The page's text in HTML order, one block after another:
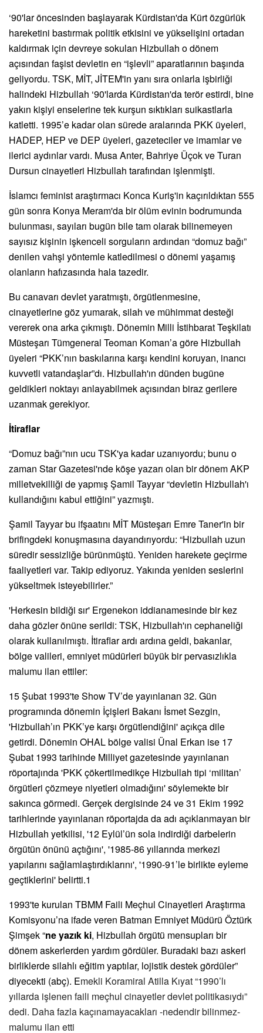
‘90'lar öncesinden başlayarak Kürdistan'da Kürt özgürlük
hareketini bastırmak politik etkisini ve yükselişini ortadan
kaldırmak için devreye sokulan Hizbullah o dönem
açısından faşist devletin en “işlevli” aparatlarının başında
geliyordu. TSK, MİT, JİTEM'in yanı sıra onlarla işbirliği
halindeki Hizbullah ‘90'larda Kürdistan'da terör estirdi, bine
yakın kişiyi enselerine tek kurşun sıktıkları suikastlarla
katletti. 1995’e kadar olan sürede aralarında PKK üyeleri,
HADEP, HEP ve DEP üyeleri, gazeteciler ve imamlar ve
ilerici aydınlar vardı. Musa Anter, Bahriye Üçok ve Turan
Dursun cinayetleri Hizbullah tarafından işlenmişti.
İslamcı feminist araştırmacı Konca Kuriş'in kaçırıldıktan 555
gün sonra Konya Meram'da bir ölüm evinin bodrumunda
bulunması, sayıları bugün bile tam olarak bilinemeyen
sayısız kişinin işkenceli sorguların ardından “domuz bağı”
denilen vahşi yöntemle katledilmesi o dönemi yaşamış
olanların hafızasında hala tazedir.
Bu canavarı devlet yaratmıştı, örgütlenmesine,
cinayetlerine göz yumarak, silah ve mühimmat desteği
vererek ona arka çıkmıştı. Dönemin Milli İstihbarat Teşkilatı
Müsteşarı Tümgeneral Teoman Koman’a göre Hizbullah
üyeleri “PKK’nın baskılarına karşı kendini koruyan, inancı
kuvvetli vatandaşlar”dı. Hizbullah'ın dünden bugüne
geldikleri noktayı anlayabilmek açısından biraz gerilere
uzanmak gerekiyor.
İtiraflar
“Domuz bağı”nın ucu TSK'ya kadar uzanıyordu; bunu o
zaman Star Gazetesi'nde köşe yazarı olan bir dönem AKP
milletvekilliği de yapmış Şamil Tayyar “devletin Hizbullah'ı
kullandığını kabul ettiğini” yazmıştı.
Şamil Tayyar bu ifşaatını MİT Müsteşarı Emre Taner'in bir
brifingdeki konuşmasına dayandırıyordu: “Hizbullah uzun
süredir sessizliğe bürünmüştü. Yeniden harekete geçirme
faaliyetleri var. Takip ediyoruz. Yakında yeniden seslerini
yükseltmek isteyebilirler.”
'Herkesin bildiği sır' Ergenekon iddianamesinde bir kez
daha gözler önüne serildi: TSK, Hizbullah'ın cephaneliği
olarak kullanılmıştı. İtiraflar ardı ardına geldi, bakanlar,
bölge valileri, emniyet müdürleri büyük bir pervasızlıkla
malumu ilan ettiler:
15 Şubat 1993'te Show TV’de yayınlanan 32. Gün
programında dönemin İçişleri Bakanı İsmet Sezgin,
'Hizbullah’ın PKK’ye karşı örgütlendiğini' açıkça dile
getirdi. Dönemin OHAL bölge valisi Ünal Erkan ise 17
Şubat 1993 tarihinde Milliyet gazetesinde yayınlanan
röportajında 'PKK çökertilmedikçe Hizbullah tipi ‘militan’
örgütleri çözmeye niyetleri olmadığını' söylemekte bir
sakınca görmedi. Gerçek dergisinde 24 ve 31 Ekim 1992
tarihlerinde yayınlanan röportajda da adı açıklanmayan bir
Hizbullah yetkilisi, '12 Eylül’ün sola indirdiği darbelerin
örgütün önünü açtığını', '1985-86 yıllarında merkezi
yapılarını sağlamlaştırdıklarını', '1990-91’le birlikte eyleme
geçtiklerini' belirtti.1
1993'te kurulan TBMM Faili Meçhul Cinayetleri Araştırma
Komisyonu’na ifade veren Batman Emniyet Müdürü Öztürk
Şimşek “ne yazık ki, Hizbullah örgütü mensupları bir
dönem askerlerden yardım gördüler. Buradaki bazı askeri
birliklerde silahlı eğitim yaptılar, lojistik destek gördüler”
diyecekti (abç). Emekli Koramiral Atilla Kıyat“1990’lı
yıllarda işlenen faili meçhul cinayetler devlet politikasıydı”
dedi. Daha fazla kaçınamayacakları -nedendir bilinmez-
malumu ilan etti